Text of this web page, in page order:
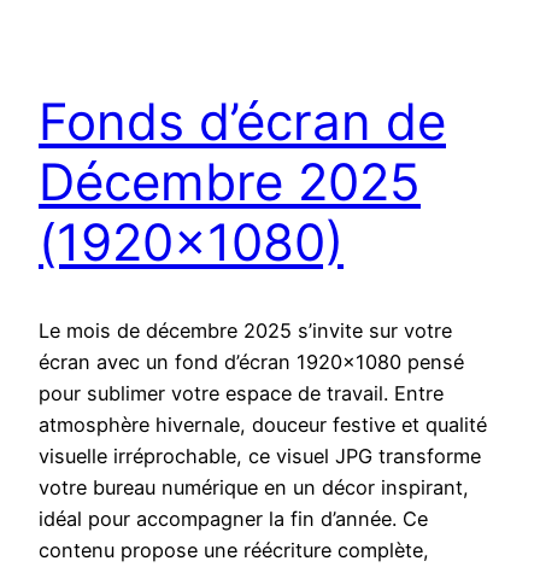
Fonds d’écran de
Décembre 2025
(1920×1080)
Le mois de décembre 2025 s’invite sur votre
écran avec un fond d’écran 1920×1080 pensé
pour sublimer votre espace de travail. Entre
atmosphère hivernale, douceur festive et qualité
visuelle irréprochable, ce visuel JPG transforme
votre bureau numérique en un décor inspirant,
idéal pour accompagner la fin d’année. Ce
contenu propose une réécriture complète,